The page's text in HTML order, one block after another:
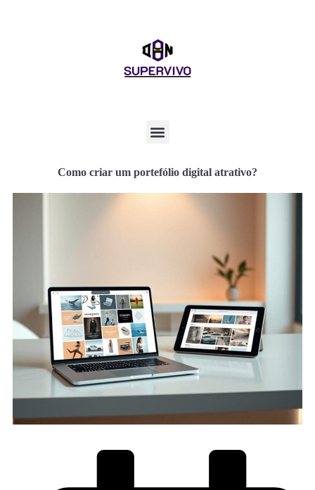
Como criar um portefólio digital atrativo?